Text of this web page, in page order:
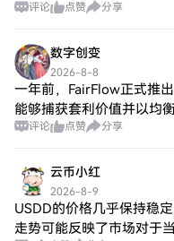
行：1h/4h/日线三线齐UP
评论 点赞 分享
数字创变
2026-8-8
一年前，FairFlow正式推
能够捕获套利价值并以均
者，同时保持Uniswap强
评论 点赞 分享
云币小红
2026-8-9
USDD的价格几乎保持稳
走势可能反映了市场对于